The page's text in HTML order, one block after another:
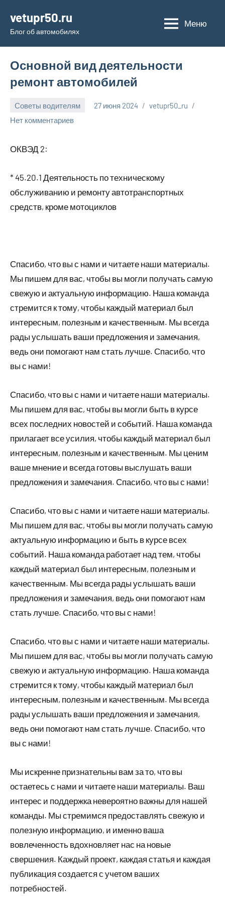
содержимому
vetupr50.ru
Блог об автомобилях
Меню
Основной вид деятельности
ремонт автомобилей
Советы водителям 27 июня 2024
vetupr50_ru
Нет комментариев
ОКВЭД 2:
* 45.20.1 Деятельность по техническому
обслуживанию и ремонту автотранспортных
средств, кроме мотоциклов
Спасибо, что вы с нами и читаете наши материалы.
Мы пишем для вас, чтобы вы могли получать самую
свежую и актуальную информацию. Наша команда
стремится к тому, чтобы каждый материал был
интересным, полезным и качественным. Мы всегда
рады услышать ваши предложения и замечания,
ведь они помогают нам стать лучше. Спасибо, что
вы с нами!
Спасибо, что вы с нами и читаете наши материалы.
Мы пишем для вас, чтобы вы могли быть в курсе
всех последних новостей и событий. Наша команда
прилагает все усилия, чтобы каждый материал был
интересным, полезным и качественным. Мы ценим
ваше мнение и всегда готовы выслушать ваши
предложения и замечания. Спасибо, что вы с нами!
Спасибо, что вы с нами и читаете наши материалы.
Мы пишем для вас, чтобы вы могли получать самую
актуальную информацию и быть в курсе всех
событий. Наша команда работает над тем, чтобы
каждый материал был интересным, полезным и
качественным. Мы всегда рады услышать ваши
предложения и замечания, ведь они помогают нам
стать лучше. Спасибо, что вы с нами!
Спасибо, что вы с нами и читаете наши материалы.
Мы пишем для вас, чтобы вы могли получать самую
свежую и актуальную информацию. Наша команда
стремится к тому, чтобы каждый материал был
интересным, полезным и качественным. Мы всегда
рады услышать ваши предложения и замечания,
ведь они помогают нам стать лучше. Спасибо, что
вы с нами!
Мы искренне признательны вам за то, что вы
остаетесь с нами и читаете наши материалы. Ваш
интерес и поддержка невероятно важны для нашей
команды. Мы стремимся предоставлять свежую и
полезную информацию, и именно ваша
вовлеченность вдохновляет нас на новые
свершения. Каждый проект, каждая статья и каждая
публикация создается с учетом ваших
потребностей.